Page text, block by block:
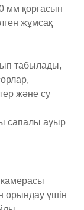
мм қорғасын
жұмсақ
табылады,
және су
сапалы ауыр
орындау үшін